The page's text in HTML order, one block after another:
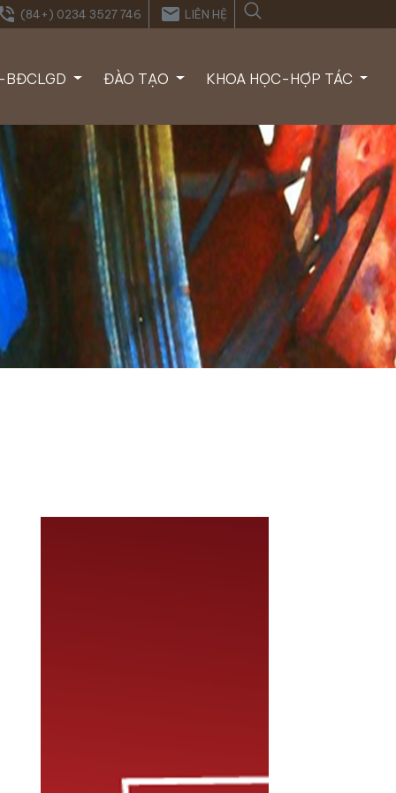
(84+) 0234 3527 746 email LIÊN HỆ
BĐCLGD ĐÀO TẠO KHOA HỌC-HỢP TÁC